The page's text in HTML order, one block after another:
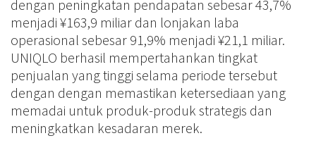
dengan peningkatan pendapatan sebesar 43,7%
menjadi ¥163,9 miliar dan lonjakan laba
operasional sebesar 91,9% menjadi ¥21,1 miliar.
UNIQLO berhasil mempertahankan tingkat
penjualan yang tinggi selama periode tersebut
dengan dengan memastikan ketersediaan yang
memadai untuk produk-produk strategis dan
meningkatkan kesadaran merek.